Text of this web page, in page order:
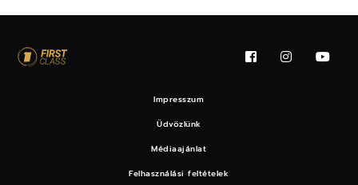
Impresszum
Üdvözlünk
Médiaajánlat
Felhasználási feltételek